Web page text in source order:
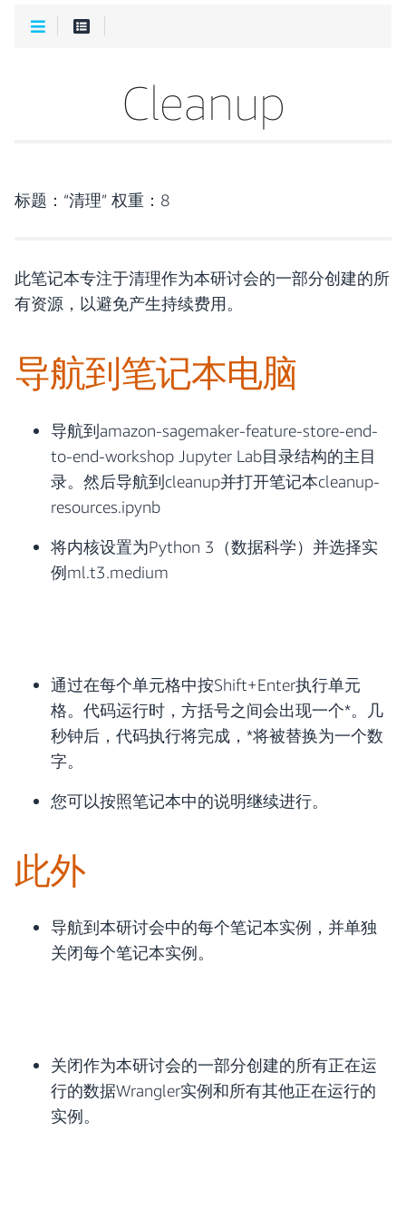
Cleanup
标题：“清理” 权重：8
此笔记本专注于清理作为本研讨会的一部分创建的所
有资源，以避免产生持续费用。
导航到笔记本电脑
导航到amazon-sagemaker-feature-store-end-
to-end-workshop Jupyter Lab目录结构的主目
录。然后导航到cleanup并打开笔记本cleanup-
resources.ipynb
将内核设置为Python 3（数据科学）并选择实
例ml.t3.medium
通过在每个单元格中按Shift+Enter执行单元
格。代码运行时，方括号之间会出现一个*。几
秒钟后，代码执行将完成，*将被替换为一个数
字。
您可以按照笔记本中的说明继续进行。
此外
导航到本研讨会中的每个笔记本实例，并单独
关闭每个笔记本实例。
关闭作为本研讨会的一部分创建的所有正在运
行的数据Wrangler实例和所有其他正在运行的
实例。